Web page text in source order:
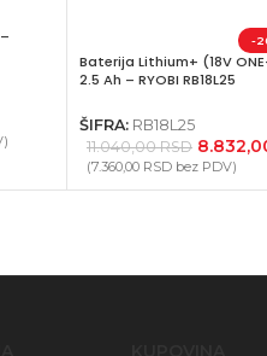
-
Baterija Lithium+ (18V
2.5 Ah – RYOBI RB18L25
ŠIFRA: RB18L25
11.040,00RSD
(7.360,00 RSDbez PDV)